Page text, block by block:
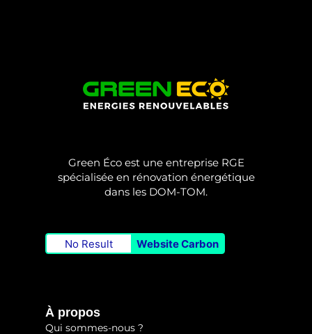
Green Éco est une entreprise RGE
spécialisée en rénovation énergétique
dans les DOM-TOM.
No Result Website Carbon
À propos
Qui sommes-nous ?